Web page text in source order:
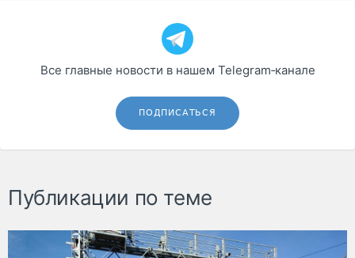
Все главные новости в нашем Telegram‑канале
ПОДПИСАТЬСЯ
Публикации по теме